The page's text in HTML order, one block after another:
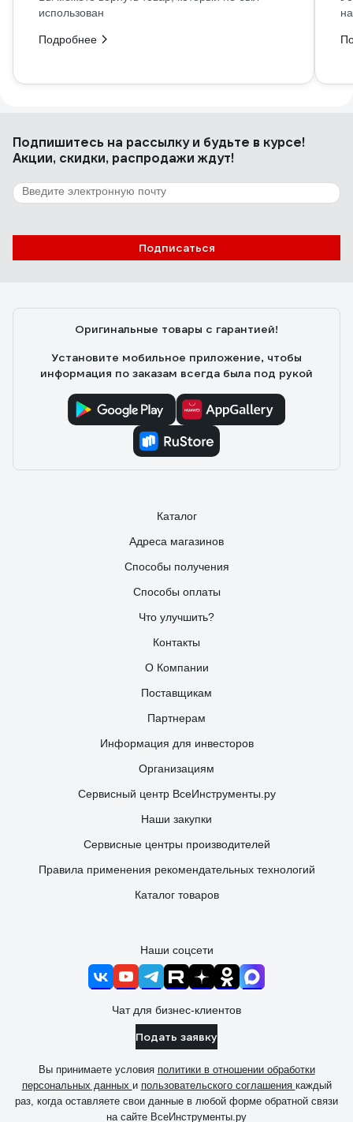
использован
Подробнее
Подпишитесь на рассылкуи будьте в курсе!
Акции, скидки, распродажи ждут!
Подписаться
Оригинальные товары с гарантией!
Установите мобильное приложение, чтобы
информация по заказам всегда была под рукой
Каталог
Адреса магазинов
Способы получения
Способы оплаты
Что улучшить?
Контакты
О Компании
Поставщикам
Партнерам
Информация для инвесторов
Организациям
Сервисный центр ВсеИнструменты.ру
Наши закупки
Сервисные центры производителей
Правила применения рекомендательных технологий
Каталог товаров
Наши соцсети
Чат для бизнес-клиентов
Подать заявку
Вы принимаете условия политики в отношении обработки
персональных данных и пользовательского соглашения каждый
раз, когда оставляете свои данные в любой форме обратной связи
на сайте ВсеИнструменты.ру